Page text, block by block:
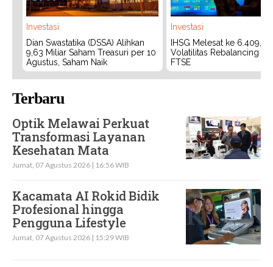
Investasi
Dian Swastatika (DSSA) Alihkan
9,63 Miliar Saham Treasuri per 10
Agustus, Saham Naik
Investasi
IHSG Melesat ke 6.409,
Volatilitas Rebalancing
FTSE
Terbaru
Optik Melawai Perkuat
Transformasi Layanan
Kesehatan Mata
Jumat, 07 Agustus 2026 | 16:56 WIB
Kacamata AI Rokid Bidik
Profesional hingga
Pengguna Lifestyle
Jumat, 07 Agustus 2026 | 15:29 WIB